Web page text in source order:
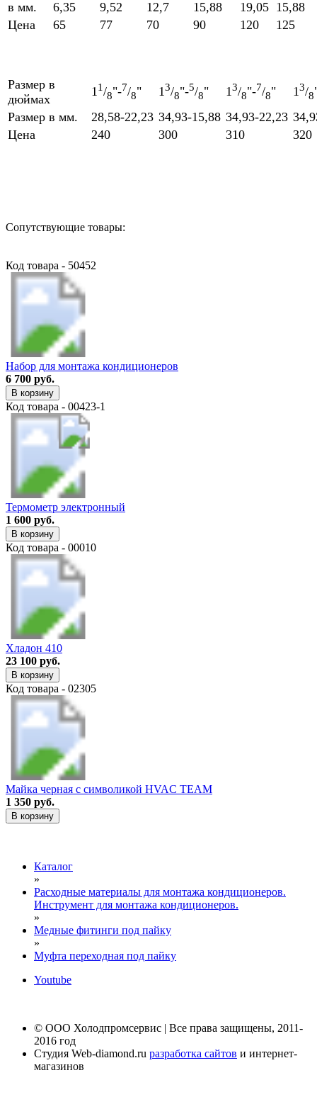
в мм. 6,35 9,52 12,7 15,88 19,05 15,88
Цена
65 77 70 90 120 125
Размер в
дюймах
1 1/8"-7/8" 13/8"-5/8" 13/8"-7/8" 13/8
Размер в мм.
28,58-22,23 34,93-15,88 34,93-22,23
Цена
240 300 310 320
Сопутствующие товары:
Код товара - 50452
Набор для монтажа кондиционеров
6 700 руб.
В корзину
Код товара - 00423-1
Термометр электронный
1 600 руб.
В корзину
Код товара - 00010
Хладон 410
23 100 руб.
В корзину
Код товара - 02305
Майка черная с символикой HVAC TEAM
1 350 руб.
В корзину
Каталог
»
Расходные материалы для монтажа кондиционеров.
Инструмент для монтажа кондиционеров.
»
Медные фитинги под пайку
»
Муфта переходная под пайку
Youtube
© ООО Холодпромсервис | Все права защищены, 2011-
2016 год
Студия Web-diamond.ru разработка сайтов и интернет-
магазинов